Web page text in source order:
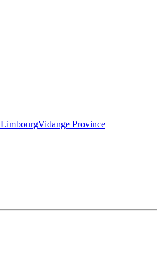
Vidange Province